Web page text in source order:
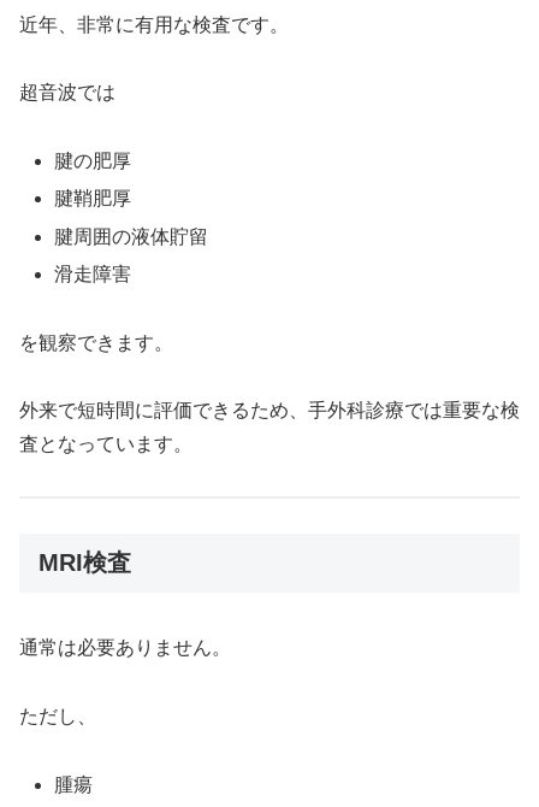
近年、非常に有用な検査です。
超音波では
腱の肥厚
腱鞘肥厚
腱周囲の液体貯留
滑走障害
を観察できます。
外来で短時間に評価できるため、手外科診療では重要な検
査となっています。
MRI検査
通常は必要ありません。
ただし、
腫瘍